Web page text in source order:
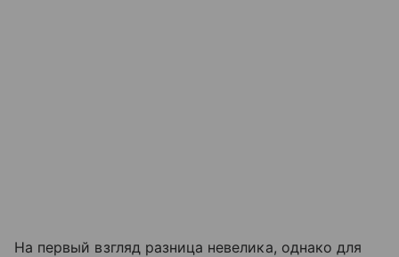
На первый взгляд разница невелика, однако для